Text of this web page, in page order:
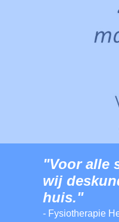
"Voor alle
wij
huis."
- Fysiotherapie